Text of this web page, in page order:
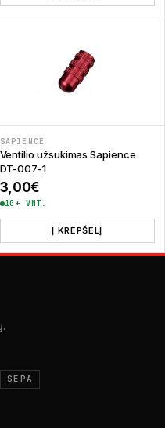
SAPIENCE
Ventilio užsukimas Sapience
DT-007-1
3,00€
10+ VNT.
Į KREPŠELĮ
SEPA